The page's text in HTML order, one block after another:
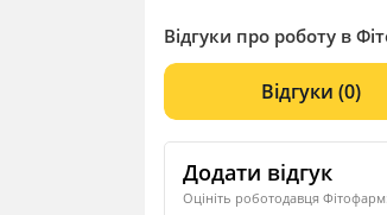
Відгуки про роботу в
Відгуки (0)
Додати відгук
Оцініть роботодавця